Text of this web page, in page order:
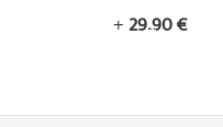
+29,90 €